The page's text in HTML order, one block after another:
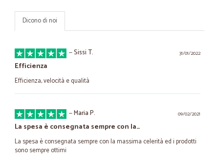
Dicono di noi
31/01/2022
—Sissi T.
Efficienza
Efficienza, velocità e qualità
09/02/2021
—Maria P.
La spesa è consegnata sempre con la…
La spesa è consegnata sempre con la massima celerità ed i prodotti
sono sempre ottimi